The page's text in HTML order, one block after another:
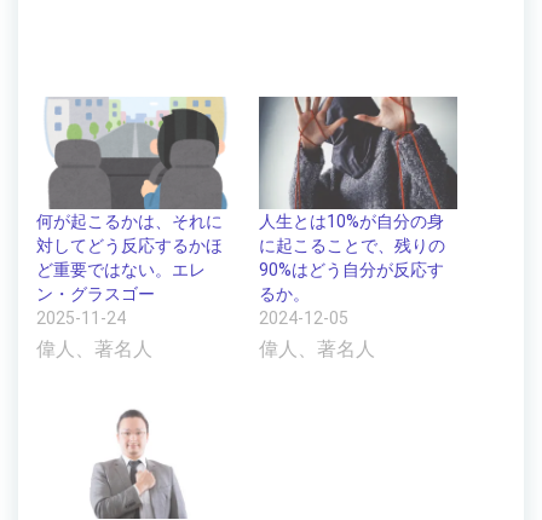
何が起こるかは、それに
対してどう反応するかほ
ど重要ではない。エレ
ン・グラスゴー
2025-11-24
偉人、著名人
人生とは10%が自分の身
に起こることで、残りの
90%はどう自分が反応す
るか。
2024-12-05
偉人、著名人